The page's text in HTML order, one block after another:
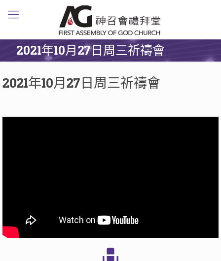
2021年10月27日周三祈禱會
2021年10月27日周三祈禱會